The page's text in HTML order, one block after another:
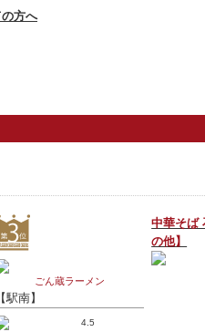
ごん蔵ラーメン
【駅南】
4.5
中華そば
の他】